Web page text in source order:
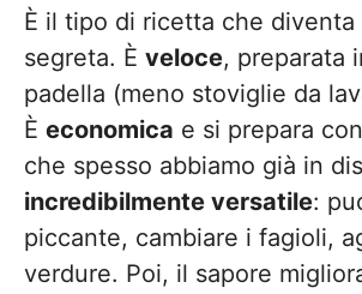
È il tipo di ricetta che diventa
segreta. È veloce, preparata
padella (meno stoviglie da
È economica e si prepara
che spesso abbiamo già in
incredibilmente versatile:
piccante, cambiare i fagioli,
verdure. Poi, il sapore